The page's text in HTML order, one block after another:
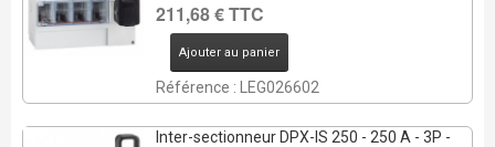
211,68 € TTC
Ajouter au panier
Référence : LEG026602
Inter-sectionneur DPX-IS 250 - 250 A - 3P -